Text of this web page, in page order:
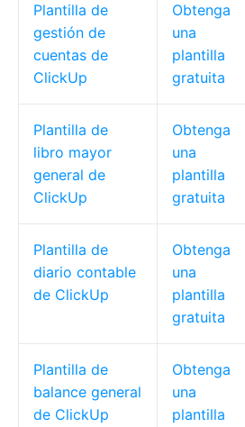
Plantilla de
gestión de
cuentas de
ClickUp
Obtenga
una
plantilla
gratuita
Plantilla de
libro mayor
general de
ClickUp
Obtenga
una
plantilla
gratuita
Plantilla de
diario contable
de ClickUp
Obtenga
una
plantilla
gratuita
Plantilla de
balance general
de ClickUp
Obtenga
una
plantilla